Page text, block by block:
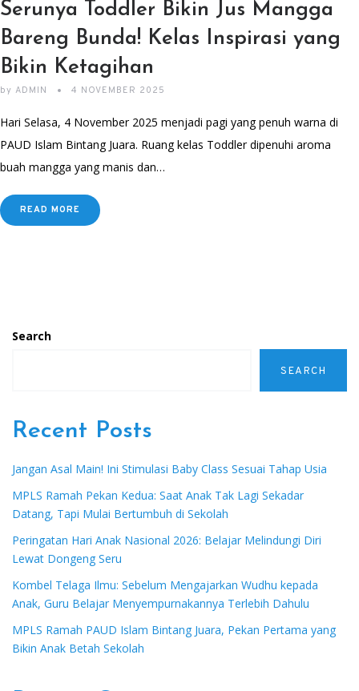
Serunya Toddler Bikin Jus Mangga
Bareng Bunda! Kelas Inspirasi yang
Bikin Ketagihan
by ADMIN 4 NOVEMBER 2025
Hari Selasa, 4 November 2025 menjadi pagi yang penuh warna di
PAUD Islam Bintang Juara. Ruang kelas Toddler dipenuhi aroma
buah mangga yang manis dan…
READ MORE
Search
SEARCH
Recent Posts
Jangan Asal Main! Ini Stimulasi Baby Class Sesuai Tahap Usia
MPLS Ramah Pekan Kedua: Saat Anak Tak Lagi Sekadar
Datang, Tapi Mulai Bertumbuh di Sekolah
Peringatan Hari Anak Nasional 2026: Belajar Melindungi Diri
Lewat Dongeng Seru
Kombel Telaga Ilmu: Sebelum Mengajarkan Wudhu kepada
Anak, Guru Belajar Menyempurnakannya Terlebih Dahulu
MPLS Ramah PAUD Islam Bintang Juara, Pekan Pertama yang
Bikin Anak Betah Sekolah